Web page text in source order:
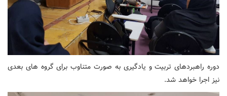
دوره راهبردهای تربیت و یادگیری به صورت متناوب برای گروه های بعدی
نیز اجرا خواهد شد.